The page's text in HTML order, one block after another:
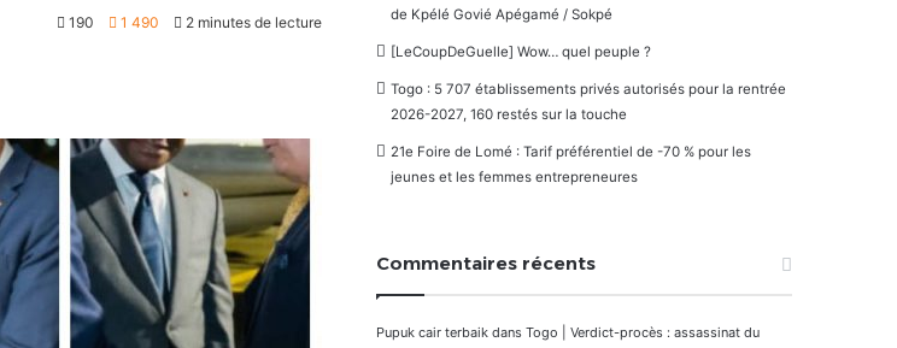
190 1 490 2 minutes de lecture
de Kpélé Govié Apégamé / Sokpé
[LeCoupDeGuelle] Wow… quel peuple ?
Togo : 5 707 établissements privés autorisés pour la rentrée
2026-2027, 160 restés sur la touche
21e Foire de Lomé : Tarif préférentiel de -70 % pour les
jeunes et les femmes entrepreneures
Commentaires récents
Pupuk cair terbaik dans Togo | Verdict-procès : assassinat du